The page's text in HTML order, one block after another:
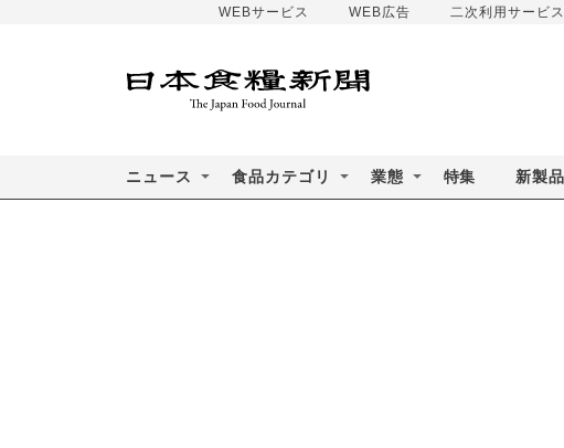
WEBサービス WEB広告 二次利用サービス
ニュース 食品カテゴリ 業態 特集 新製品